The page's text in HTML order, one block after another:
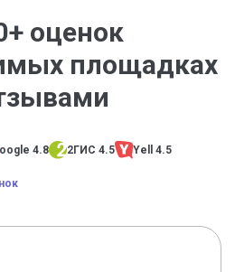
оценок
площадках
4.8 2ГИС 4.5 Yell 4.5